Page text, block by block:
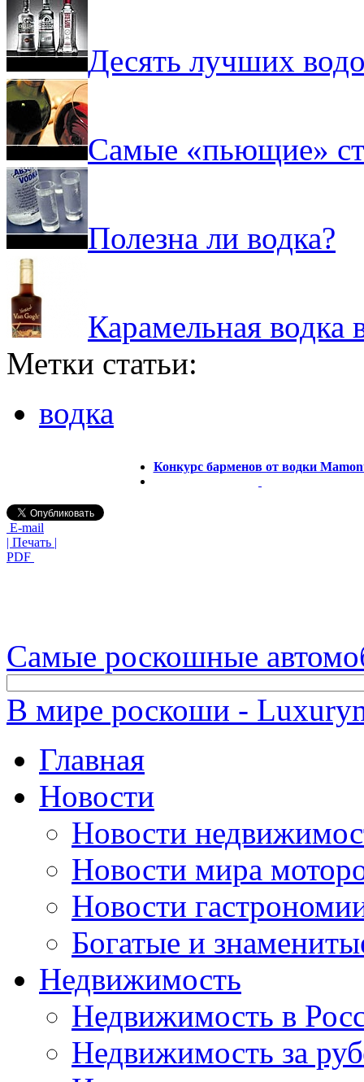
Десять лучших
Самые «пьющие»
Полезна ли водка?
Карамельная водка
Метки статьи:
водка
Конкурс барменов от водки
E-mail
| Печать |
PDF
Самые роскошные
В мире роскоши -
Главная
Новости
Новости
Новости мира
Новости
Богатые и
Недвижимость
Недвижимость в
Недвижимость за